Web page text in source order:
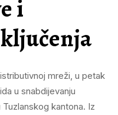
i
mreži, u petak
u snabdijevanju
kantona. Iz